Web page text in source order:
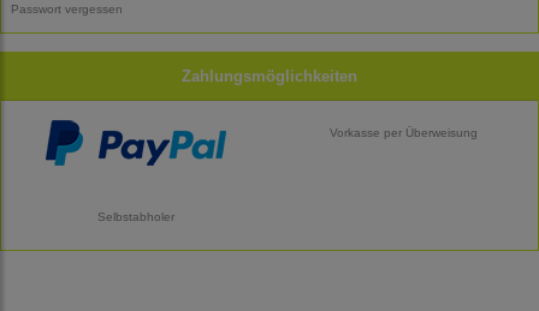
Passwort vergessen
Zahlungsmöglichkeiten
Vorkasse per Überweisung
Selbstabholer